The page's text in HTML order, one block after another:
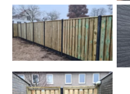
Hout beton schuttingen